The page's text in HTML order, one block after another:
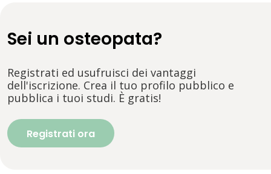
Sei un osteopata?
Registrati ed usufruisci dei vantaggi
dell'iscrizione. Crea il tuo profilo pubblico e
pubblica i tuoi studi. È gratis!
Registrati ora